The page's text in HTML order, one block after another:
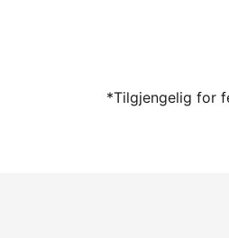
Lei ut
*Tilgjengelig for